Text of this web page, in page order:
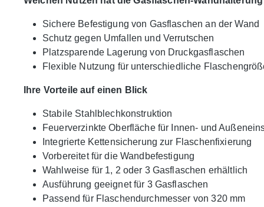
Sichere Befestigung von Gasflaschen an der Wand
Schutz gegen Umfallen und Verrutschen
Platzsparende Lagerung von Druckgasflaschen
Flexible Nutzung für unterschiedliche
Ihre Vorteile auf einen Blick
Stabile Stahlblechkonstruktion
Feuerverzinkte Oberfläche für Innen- und
Integrierte Kettensicherung zur Flaschenfixierung
Vorbereitet für die Wandbefestigung
Wahlweise für 1, 2 oder 3 Gasflaschen erhältlich
Ausführung geeignet für 3 Gasflaschen
Passend für Flaschendurchmesser von 320 mm